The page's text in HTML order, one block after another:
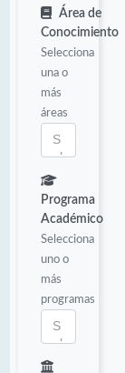
Área de
Conocimiento
Selecciona
una o
más
áreas
Programa
Académico
Selecciona
uno o
más
programas